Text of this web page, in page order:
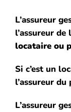
L’assureur
l’assureur
locataire ou
Si c’est un
l’assureur
L’assureur